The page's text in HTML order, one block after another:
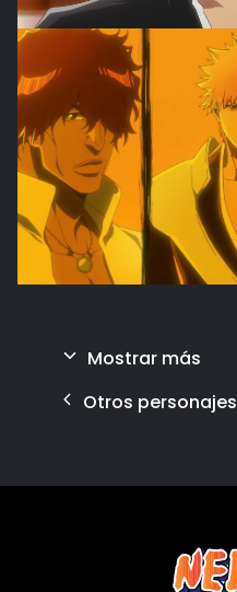
Mostrar más
Otros personajes